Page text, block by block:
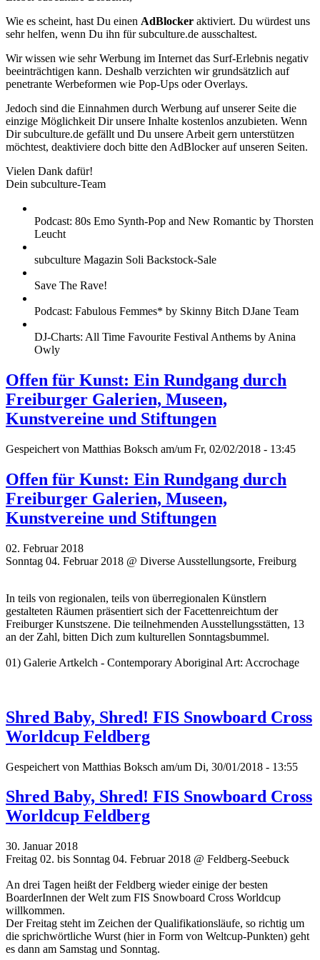
Wie es scheint, hast Du einen AdBlocker aktiviert. Du würdest uns
sehr helfen, wenn Du ihn für subculture.de ausschaltest.
Wir wissen wie sehr Werbung im Internet das Surf-Erlebnis negativ
beeinträchtigen kann. Deshalb verzichten wir grundsätzlich auf
penetrante Werbeformen wie Pop-Ups oder Overlays.
Jedoch sind die Einnahmen durch Werbung auf unserer Seite die
einzige Möglichkeit Dir unsere Inhalte kostenlos anzubieten. Wenn
Dir subculture.de gefällt und Du unsere Arbeit gern unterstützen
möchtest, deaktiviere doch bitte den AdBlocker auf unseren Seiten.
Vielen Dank dafür!
Dein subculture-Team
Podcast: 80s Emo Synth-Pop and New Romantic by Thorsten
Leucht
subculture Magazin Soli Backstock-Sale
Save The Rave!
Podcast: Fabulous Femmes* by Skinny Bitch DJane Team
DJ-Charts: All Time Favourite Festival Anthems by Anina
Owly
Offen für Kunst: Ein Rundgang durch
Freiburger Galerien, Museen,
Kunstvereine und Stiftungen
Gespeichert von Matthias Boksch am/um Fr, 02/02/2018 - 13:45
Offen für Kunst: Ein Rundgang durch
Freiburger Galerien, Museen,
Kunstvereine und Stiftungen
02. Februar 2018
Sonntag 04. Februar 2018 @ Diverse Ausstellungsorte, Freiburg
In teils von regionalen, teils von überregionalen Künstlern
gestalteten Räumen präsentiert sich der Facettenreichtum der
Freiburger Kunstszene. Die teilnehmenden Ausstellungsstätten, 13
an der Zahl, bitten Dich zum kulturellen Sonntagsbummel.
01) Galerie Artkelch - Contemporary Aboriginal Art: Accrochage
Shred Baby, Shred! FIS Snowboard Cross
Worldcup Feldberg
Gespeichert von Matthias Boksch am/um Di, 30/01/2018 - 13:55
Shred Baby, Shred! FIS Snowboard Cross
Worldcup Feldberg
30. Januar 2018
Freitag 02. bis Sonntag 04. Februar 2018 @ Feldberg-Seebuck
An drei Tagen heißt der Feldberg wieder einige der besten
BoarderInnen der Welt zum FIS Snowboard Cross Worldcup
willkommen.
Der Freitag steht im Zeichen der Qualifikationsläufe, so richtig um
die sprichwörtliche Wurst (hier in Form von Weltcup-Punkten) geht
es dann am Samstag und Sonntag.